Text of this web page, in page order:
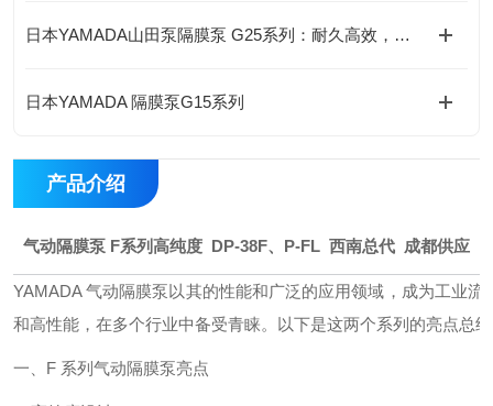
日本YAMADA山田泵隔膜泵 G25系列：耐久高效，持久稳定
日本YAMADA 隔膜泵G15系列
产品介绍
气动隔膜泵 F系列高纯度 DP-38F、P-FL 西南总代 成都供应
YAMADA 气动隔膜泵以其的性能和广泛的应用领域，成为工业
和高性能，在多个行业中备受青睐。以下是这两个系列的亮点总
一、F 系列气动隔膜泵亮点